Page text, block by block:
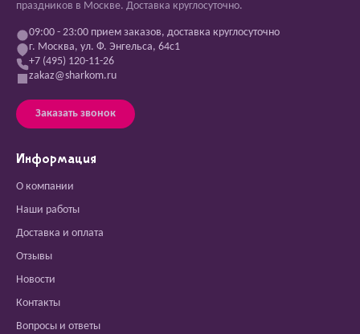
праздников в Москве. Доставка круглосуточно.
09:00 - 23:00 прием заказов, доставка круглосуточно
г. Москва, ул. Ф. Энгельса, 64с1
+7 (495) 120-11-26
zakaz@sharkom.ru
Заказать звонок
Информация
О компании
Наши работы
Доставка и оплата
Отзывы
Новости
Контакты
Вопросы и ответы